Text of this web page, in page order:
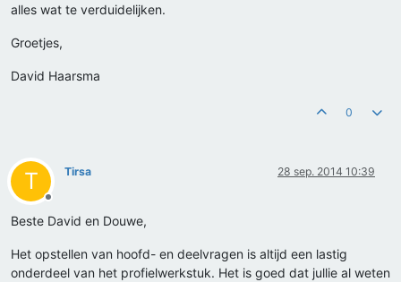
alles wat te verduidelijken.
Groetjes,
David Haarsma
0
T
Offline
Tirsa 28 sep. 2014 10:39
Beste David en Douwe,
Het opstellen van hoofd- en deelvragen is altijd een lastig
onderdeel van het profielwerkstuk. Het is goed dat jullie al weten